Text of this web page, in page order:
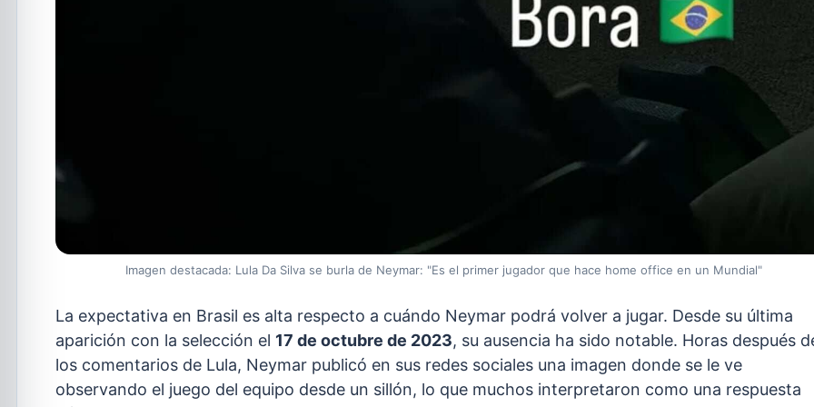
Imagen destacada: Lula Da Silva se burla de Neymar: "Es el primer jugador que hace home office en un Mundial"
La expectativa en Brasil es alta respecto a cuándo Neymar podrá volver a jugar. Desde su última
aparición con la selección el 17 de octubre de 2023, su ausencia ha sido notable. Horas después
los comentarios de Lula, Neymar publicó en sus redes sociales una imagen donde se le ve
observando el juego del equipo desde un sillón, lo que muchos interpretaron como una respuesta